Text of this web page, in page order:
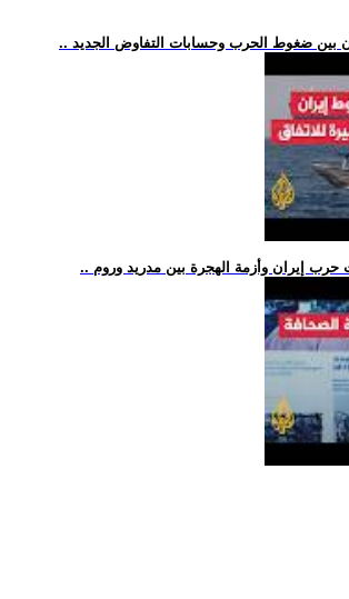
بين ضغوط الحرب وحسابات التفاوض الجديد
حرب إيران وأزمة الهجرة بين مدريد وروم